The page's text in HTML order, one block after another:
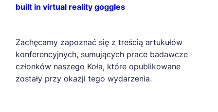
built in virtual reality goggles
Zachęcamy zapoznać się z treścią artukułów
konferencyjnych, sumujących prace badawcze
członków naszego Koła, które opublikowane
zostały przy okazji tego wydarzenia.